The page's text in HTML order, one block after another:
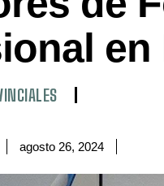
en
agosto 26, 2024